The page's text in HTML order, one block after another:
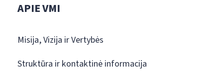
APIE VMI
Misija, Vizija ir Vertybės
Struktūra ir kontaktinė informacija